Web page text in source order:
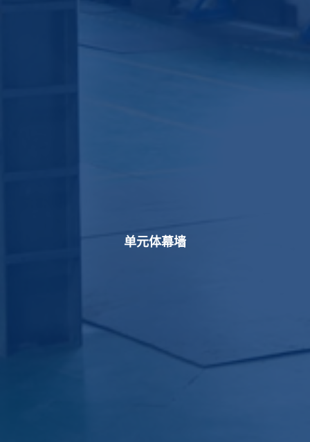
单元体幕墙